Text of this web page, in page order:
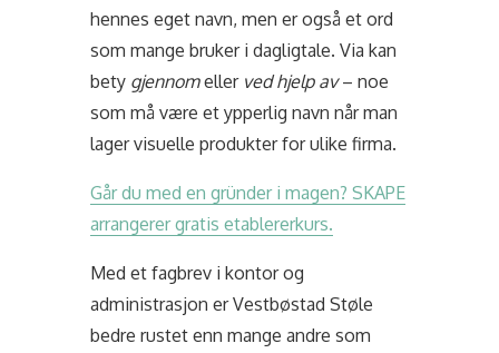
hennes eget navn, men er også et ord
som mange bruker i dagligtale. Via kan
bety gjennomeller ved hjelp av– noe
som må være et ypperlig navn når man
lager visuelle produkter for ulike firma.
Går du med en gründer i magen? SKAPE
arrangerer gratis etablererkurs.
Med et fagbrev i kontor og
administrasjon er Vestbøstad Støle
bedre rustet enn mange andre som